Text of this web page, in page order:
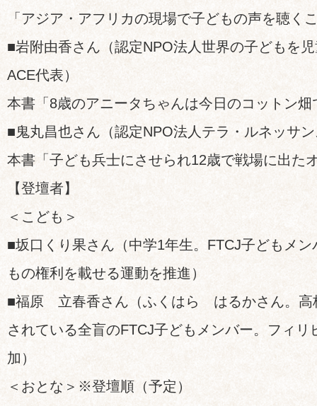
「アジア・アフリカの現場で子どもの声を聴く
■岩附由香さん（認定NPO法人世界の子どもを
ACE代表）
本書「8歳のアニータちゃんは今日のコットン
■鬼丸昌也さん（認定NPO法人テラ・ルネッサ
本書「子ども兵士にさせられ12歳で戦場に出た
【登壇者】
＜こども＞
■坂口くり果さん（中学1年生。FTCJ子どもメ
もの権利を載せる運動を推進）
■福原 立春香さん（ふくはら はるかさん。高
されている全盲のFTCJ子どもメンバー。フィリ
加）
＜おとな＞※登壇順（予定）